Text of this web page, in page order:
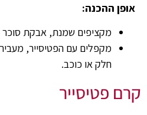
אופן ההכנה:
מקציפים שמנת, אבקת סוכר
מקפלים עם הפטיסייר,
חלק או כוכב.
קרם פטיסייר